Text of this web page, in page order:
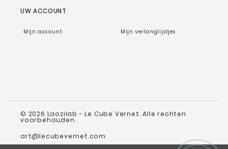
UW ACCOUNT
Mijn account Mijn verlanglijstjes
© 2026 Laozilab - Le Cube Vernet. Alle rechten
voorbehouden.
art@lecubevernet.com